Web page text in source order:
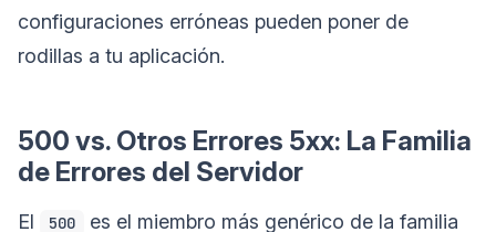
configuraciones erróneas pueden poner de
rodillas a tu aplicación.
500 vs. Otros Errores 5xx: La Familia
de Errores del Servidor
El 500
es el miembro más genérico de la familia